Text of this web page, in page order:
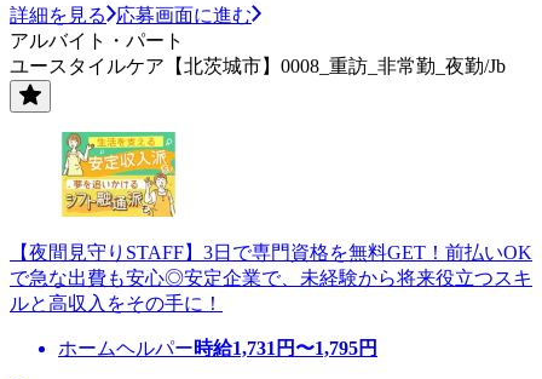
詳細を見る
応募画面に進む
アルバイト・パート
ユースタイルケア【北茨城市】0008_重訪_非常勤_夜勤/Jb
【夜間見守りSTAFF】3日で専門資格を無料GET！前払いOK
で急な出費も安心◎安定企業で、未経験から将来役立つスキ
ルと高収入をその手に！
ホームヘルパー時給1,731 円〜1,795円